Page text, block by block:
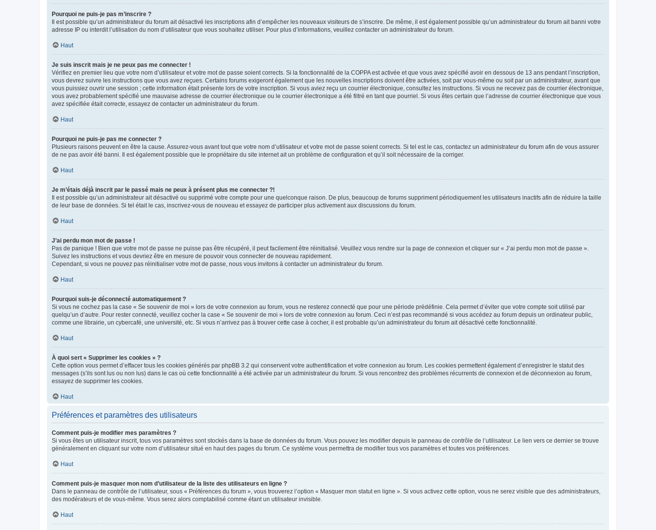
Pourquoi ne puis-je pas m’inscrire ?
Il est possible qu’un administrateur du forum ait désactivé les inscriptions afin d’empêcher les nouveaux visiteurs de s’inscrire. De même, il est également possible qu’un administrateur du forum ait banni votre
adresse IP ou interdit l’utilisation du nom d’utilisateur que vous souhaitez utiliser. Pour plus d’informations, veuillez contacter un administrateur du forum.
Haut
Je suis inscrit mais je ne peux pas me connecter !
Vérifiez en premier lieu que votre nom d’utilisateur et votre mot de passe soient corrects. Si la fonctionnalité de la COPPA est activée et que vous avez spécifié avoir en dessous de 13 ans pendant l’inscription,
vous devrez suivre les instructions que vous avez reçues. Certains forums exigeront également que les nouvelles inscriptions doivent être activées, soit par vous-même ou soit par un administrateur, avant que
vous puissiez ouvrir une session ; cette information était présente lors de votre inscription. Si vous aviez reçu un courrier électronique, consultez les instructions. Si vous ne recevez pas de courrier électronique,
vous avez probablement spécifié une mauvaise adresse de courrier électronique ou le courrier électronique a été filtré en tant que pourriel. Si vous êtes certain que l’adresse de courrier électronique que vous
avez spécifiée était correcte, essayez de contacter un administrateur du forum.
Haut
Pourquoi ne puis-je pas me connecter ?
Plusieurs raisons peuvent en être la cause. Assurez-vous avant tout que votre nom d’utilisateur et votre mot de passe soient corrects. Si tel est le cas, contactez un administrateur du forum afin de vous assurer
de ne pas avoir été banni. Il est également possible que le propriétaire du site internet ait un problème de configuration et qu’il soit nécessaire de la corriger.
Haut
Je m’étais déjà inscrit par le passé mais ne peux à présent plus me connecter ?!
Il est possible qu’un administrateur ait désactivé ou supprimé votre compte pour une quelconque raison. De plus, beaucoup de forums suppriment périodiquement les utilisateurs inactifs afin de réduire la taille
de leur base de données. Si tel était le cas, inscrivez-vous de nouveau et essayez de participer plus activement aux discussions du forum.
Haut
J’ai perdu mon mot de passe !
Pas de panique ! Bien que votre mot de passe ne puisse pas être récupéré, il peut facilement être réinitialisé. Veuillez vous rendre sur la page de connexion et cliquer sur « J’ai perdu mon mot de passe ».
Suivez les instructions et vous devriez être en mesure de pouvoir vous connecter de nouveau rapidement.
Cependant, si vous ne pouvez pas réinitialiser votre mot de passe, nous vous invitons à contacter un administrateur du forum.
Haut
Pourquoi suis-je déconnecté automatiquement ?
Si vous ne cochez pas la case « Se souvenir de moi » lors de votre connexion au forum, vous ne resterez connecté que pour une période prédéfinie. Cela permet d’éviter que votre compte soit utilisé par
quelqu’un d’autre. Pour rester connecté, veuillez cocher la case « Se souvenir de moi » lors de votre connexion au forum. Ceci n’est pas recommandé si vous accédez au forum depuis un ordinateur public,
comme une librairie, un cybercafé, une université, etc. Si vous n’arrivez pas à trouver cette case à cocher, il est probable qu’un administrateur du forum ait désactivé cette fonctionnalité.
Haut
À quoi sert « Supprimer les cookies » ?
Cette option vous permet d’effacer tous les cookies générés par phpBB 3.2 qui conservent votre authentification et votre connexion au forum. Les cookies permettent également d’enregistrer le statut des
messages (s’ils sont lus ou non lus) dans le cas où cette fonctionnalité a été activée par un administrateur du forum. Si vous rencontrez des problèmes récurrents de connexion et de déconnexion au forum,
essayez de supprimer les cookies.
Haut
Préférences et paramètres des utilisateurs
Comment puis-je modifier mes paramètres ?
Si vous êtes un utilisateur inscrit, tous vos paramètres sont stockés dans la base de données du forum. Vous pouvez les modifier depuis le panneau de contrôle de l’utilisateur. Le lien vers ce dernier se trouve
généralement en cliquant sur votre nom d’utilisateur situé en haut des pages du forum. Ce système vous permettra de modifier tous vos paramètres et toutes vos préférences.
Haut
Comment puis-je masquer mon nom d’utilisateur de la liste des utilisateurs en ligne ?
Dans le panneau de contrôle de l’utilisateur, sous « Préférences du forum », vous trouverez l’option « Masquer mon statut en ligne ». Si vous activez cette option, vous ne serez visible que des administrateurs,
des modérateurs et de vous-même. Vous serez alors comptabilisé comme étant un utilisateur invisible.
Haut